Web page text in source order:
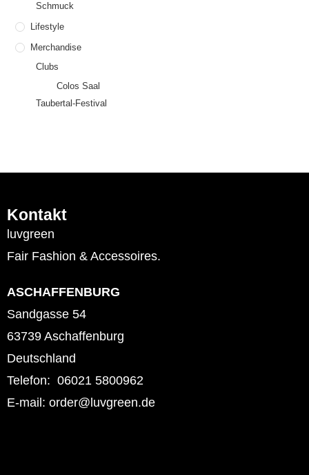
Schmuck
Lifestyle
Merchandise
Clubs
Colos Saal
Taubertal-Festival
Kontakt
luvgreen
Fair Fashion & Accessoires.
ASCHAFFENBURG
Sandgasse 54
63739 Aschaffenburg
Deutschland
Telefon: 06021 5800962
E-mail: order@luvgreen.de